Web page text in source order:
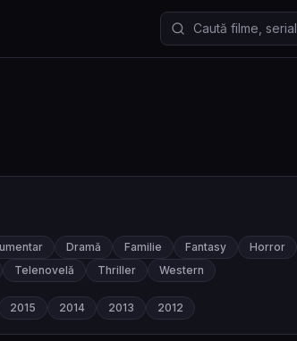
Caută filme și seriale
Dramă Familie Fantasy Horror
Telenovelă Thriller Western
2015 2014 2013 2012